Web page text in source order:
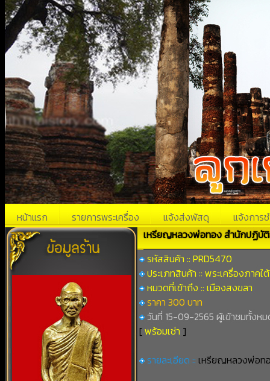
หน้าแรก รายการพระเครื่อง แจ้งส่งพัสดุ แจ้งการช
เหรียญหลวงพ่อทอง สำนักปฏิบัติ
รหัสสินค้า :: PRD5470
ประเภทสินค้า :: พระเครื่องภาคใต้
หมวดที่เข้าถึง :: เมืองสงขลา
ราคา 300 บาท
วันที่ 15-09-2565 ผู้เข้าชมทั้งห
[พร้อมเช่า ]
รายละเอียด :: เหรียญหลวงพ่อท